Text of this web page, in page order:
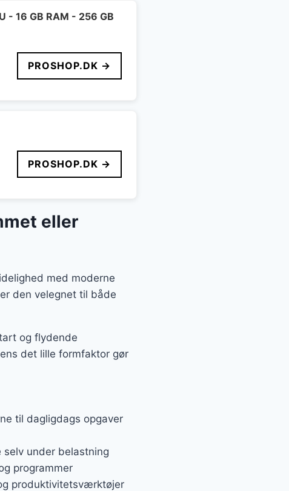
- 16 GB RAM - 256 GB
PROSHOP.DK →
PROSHOP.DK →
eller
med moderne
den velegnet til både
og flydende
det lille formfaktor gør
til dagligdags opgaver
under belastning
programmer
produktivitetsværktøjer